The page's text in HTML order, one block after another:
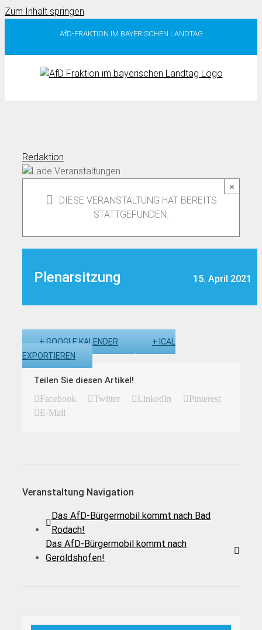
Zum Inhalt springen
AfD-FRAKTION IM BAYERISCHEN LANDTAG
Redaktion
×
DIESE VERANSTALTUNG HAT BEREITS
STATTGEFUNDEN.
Plenarsitzung 15. April 2021
+ GOOGLE KALENDER
+ ICAL
EXPORTIEREN
Teilen Sie diesen Artikel!
Facebook Twitter LinkedIn
Pinterest
E-Mail
Veranstaltung Navigation
Das AfD-Bürgermobil kommt nach Bad
Rodach!
Das AfD-Bürgermobil kommt nach
Geroldshofen!